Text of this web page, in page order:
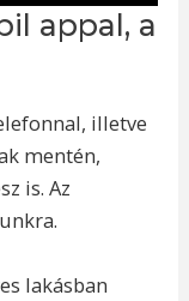
appal, a
illetve
mentén,
is. Az
lakásban